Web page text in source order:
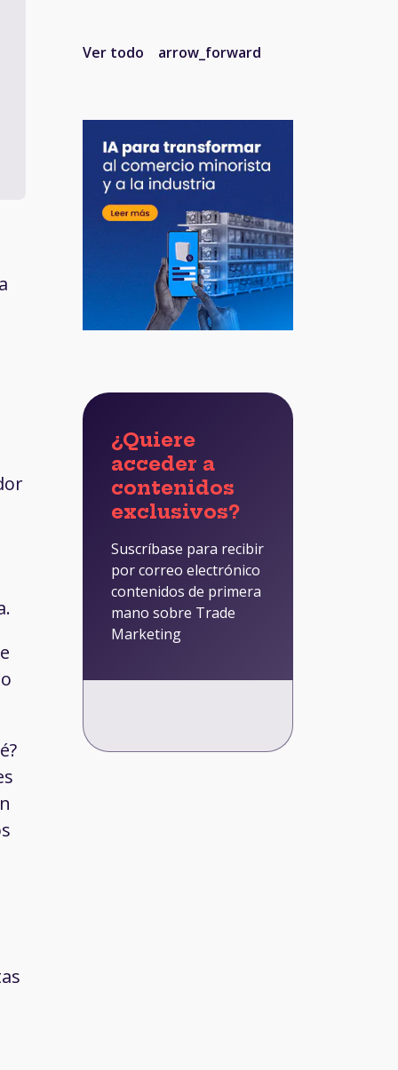
Ver todo arrow_forward
¿Quiere
acceder a
contenidos
exclusivos?
Suscríbase para recibir
por correo electrónico
contenidos de primera
mano sobre Trade
Marketing